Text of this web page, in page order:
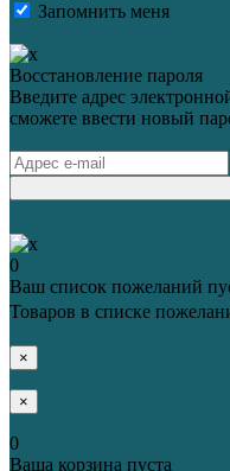
Запомнить меня
Восстановление пароля
Введите адрес
сможете ввести новый
0
Ваш список пожеланий
Товаров в списке
×
×
0
Ваша корзина пуста